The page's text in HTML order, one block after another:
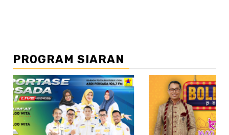
PROGRAM SIARAN
//2